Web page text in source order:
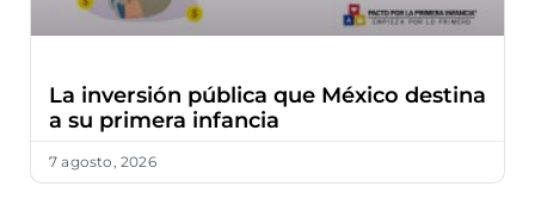
La inversión pública que México destina
a su primera infancia
7 agosto, 2026